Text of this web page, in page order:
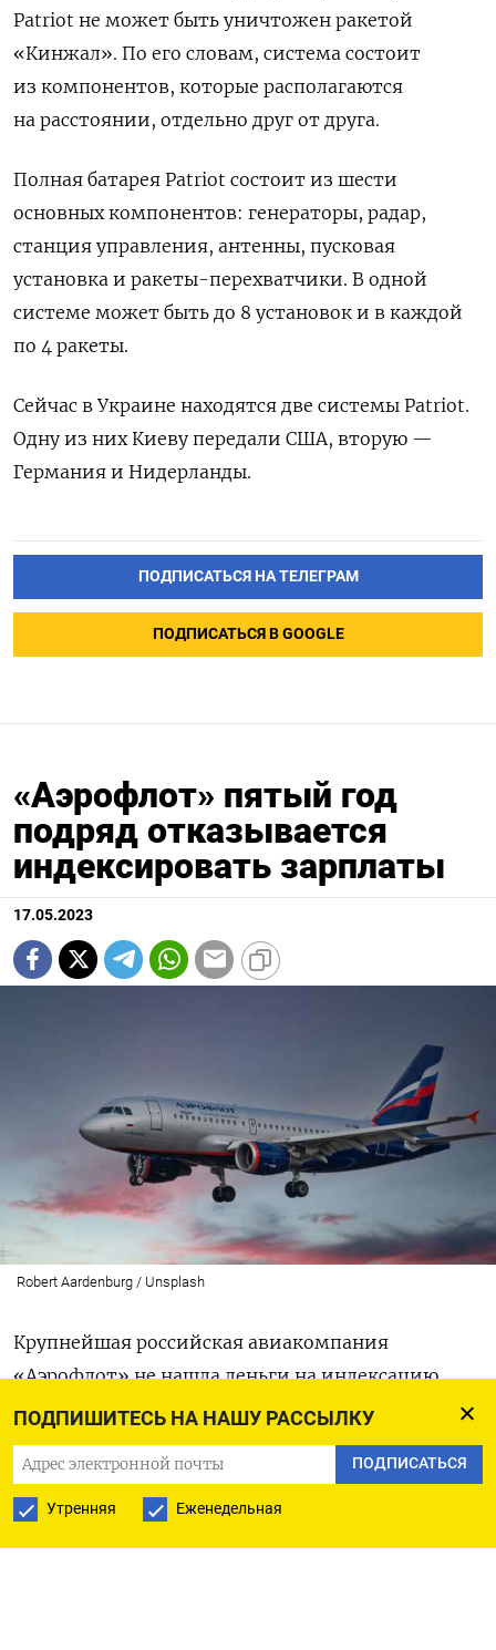
ПОДПИШИТЕСЬ НА НАШУ РАССЫЛКУ
ПОДПИСАТЬСЯ
Утренняя Еженедельная
Patriot не может быть уничтожен ракетой
«Кинжал». По его словам, система состоит
из компонентов, которые располагаются
на расстоянии, отдельно друг от друга.
Полная батарея Patriot состоит из шести
основных компонентов: генераторы, радар,
станция управления, антенны, пусковая
установка и ракеты-перехватчики. В одной
системе может быть до 8 установок и в каждой
по 4 ракеты.
Сейчас в Украине находятся две системы Patriot.
Одну из них Киеву передали США, вторую —
Германия и Нидерланды.
ПОДПИСАТЬСЯ НА ТЕЛЕГРАМ
ПОДПИСАТЬСЯ В GOOGLE
«Аэрофлот» пятый год
подряд отказывается
индексировать зарплаты
17.05.2023
Robert Aardenburg / Unsplash
Крупнейшая российская авиакомпания
«Аэрофлот» не нашла деньги на индексацию
зарплат. Перевозчик ответил отказом на просьбу
сотрудников повысить оклад, сославшись
на падение доходов.